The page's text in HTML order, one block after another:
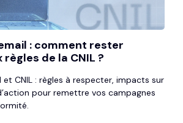
: comment rester
de la CNIL ?
et CNIL : règles à respecter, impacts sur
pour remettre vos campagnes